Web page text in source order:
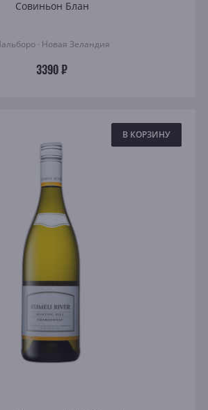
Совиньон Блан
· Новая Зеландия
3390 ₽
В КОРЗИНУ